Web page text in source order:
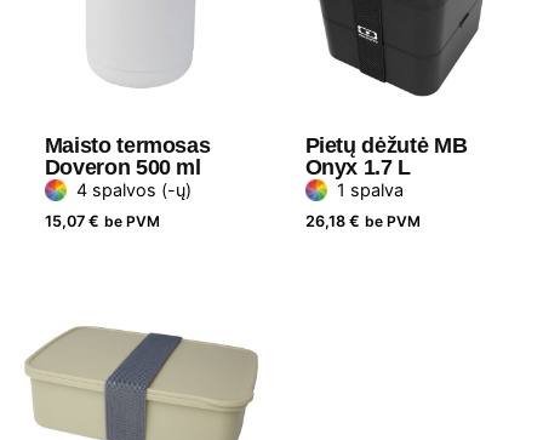
1.7 L
Maisto termosas
Doveron 500 ml
4 spalvos (-ų)
15,07 € be PVM
Pietų dėžutė MB
Onyx 1.7 L
1 spalva
26,18 € be PVM